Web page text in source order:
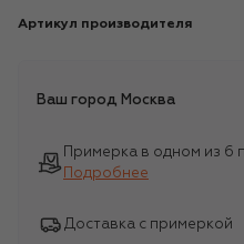
Артикул производителя
Ваш город Москва
Примерка в одном из 6
Подробнее
Доставка с примеркой